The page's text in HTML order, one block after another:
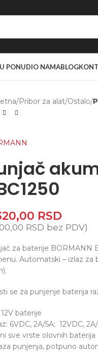
PONUDIO NAMABLOG
/Pribor za alat/Ostalo/
RSD
RSD bez PDV)
za baterije BORMANN
Automatski – izlaz
se za punjenje baterija
12V baterije
6VDC, 2A/5A; 12VDC,
sve vrste olovnih baterija
punjenja, potpuno